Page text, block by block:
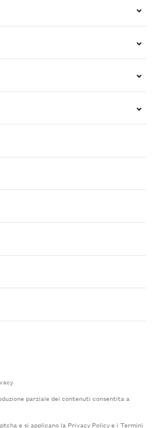
parziale dei contenuti consentita a
e si applicano la Privacy Policye i Termini